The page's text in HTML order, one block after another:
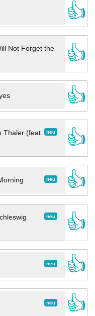
👍
Not Forget the
👍
👍
neu
Thaler (feat.
👍
neu
👍
neu
👍
neu
👍
neu
👍